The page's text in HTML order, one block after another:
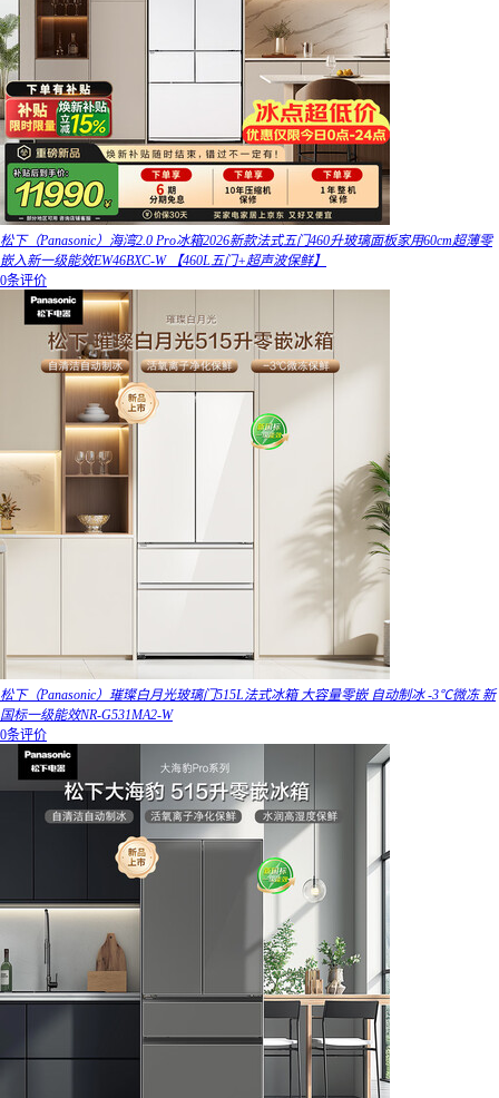
松下（Panasonic）海湾2.0 Pro冰箱2026新款法式五门460升玻璃面板家用60cm超薄零
嵌入新一级能效EW46BXC-W 【460L五门+超声波保鲜】
0条评价
松下（Panasonic）璀璨白月光玻璃门515L法式冰箱 大容量零嵌 自动制冰 -3℃微冻 新
国标一级能效NR-G531MA2-W
0条评价